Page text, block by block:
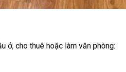
ở, cho thuê hoặc làm văn phòng: